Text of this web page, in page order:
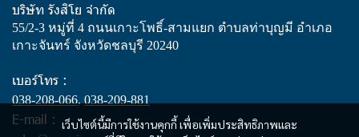
เว็บไซต์นี้มีการใช้งานคุกกี้ เพื่อเพิ่มประสิทธิภาพและ
บริษัท รังสิโย จำกัด
55/2-3 หมู่ที่ 4 ถนนเกาะโพธิ์-สามแยก ตำบลท่าบุญมี อำเภอ
เกาะจันทร์ จังหวัดชลบุรี 20240
เบอร์โทร :
038-208-066, 038-209-881
E-mail :